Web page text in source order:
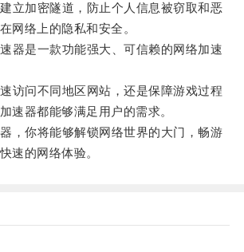
加密隧道，防止个人信息被窃取和恶
网络上的隐私和安全。
是一款功能强大、可信赖的网络加速
问不同地区网站，还是保障游戏过程
速器都能够满足用户的需求。
你将能够解锁网络世界的大门，畅游
速的网络体验。